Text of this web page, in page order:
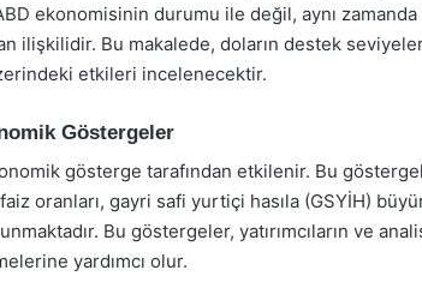
ekonomisinin durumu ile değil, aynı
ilişkilidir. Bu makalede, doların destek
etkileri incelenecektir.
Göstergeler
gösterge tarafından etkilenir. Bu
oranları, gayri safi yurtiçi hasıla (GSYİH)
Bu göstergeler, yatırımcıların ve
yardımcı olur.